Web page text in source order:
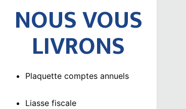
NOUS VOUS
LIVRONS
Plaquette comptes annuels
Liasse fiscale